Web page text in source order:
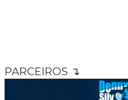
PARCEIROS ↴